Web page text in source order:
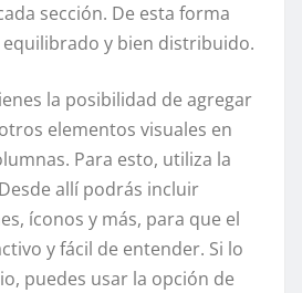
sección. De esta forma
y bien distribuido.
la posibilidad de agregar
elementos visuales en
Para esto, utiliza la
allí podrás incluir
íconos y más, para que el
y fácil de entender. Si lo
puedes usar la opción de